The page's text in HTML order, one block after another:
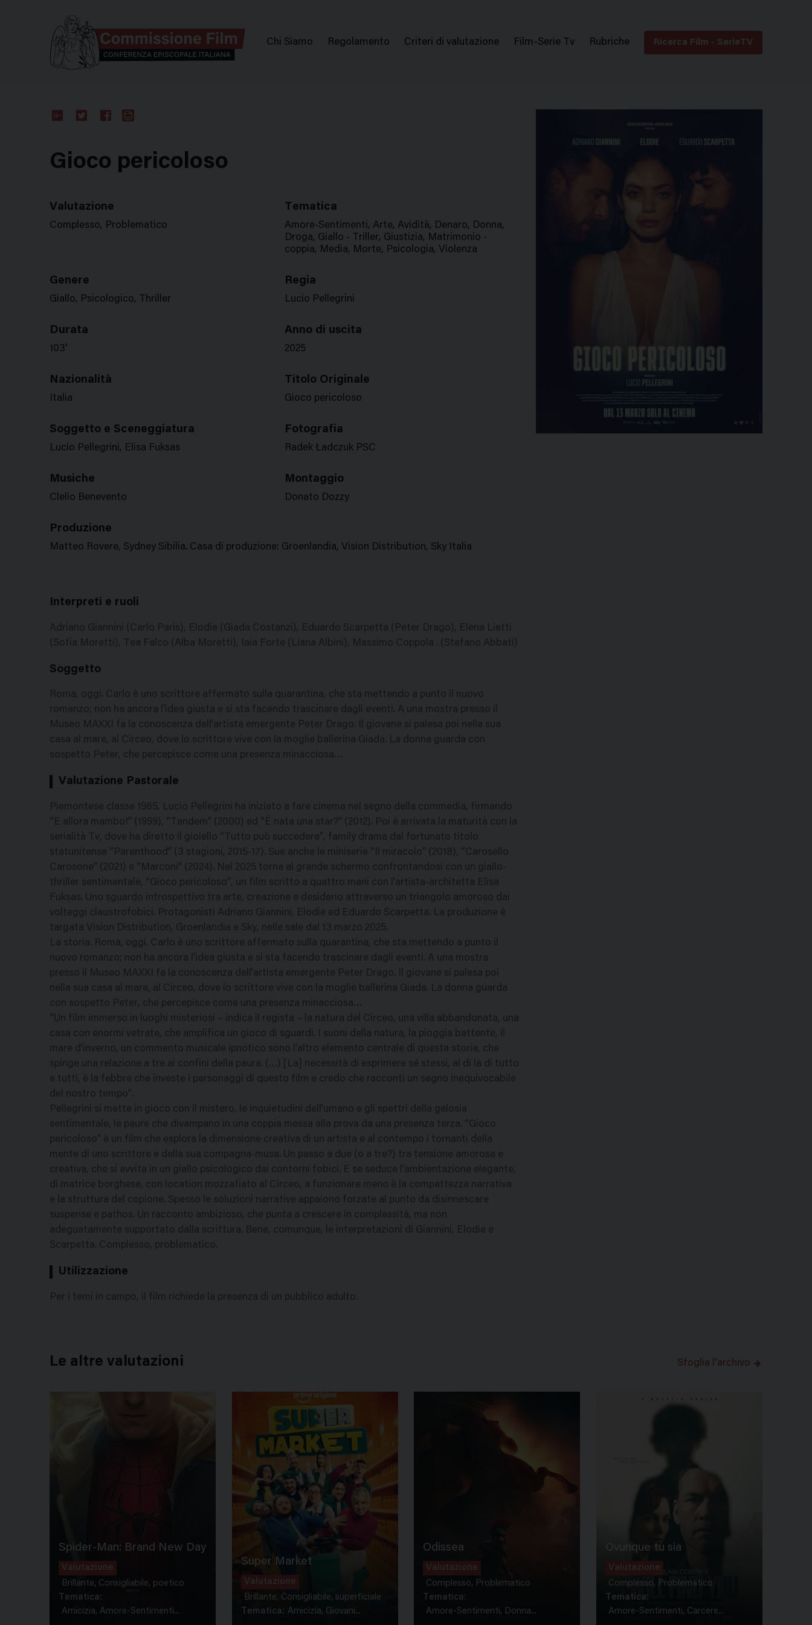
Menu
Chi Siamo Regolamento Criteri di valutazione Film-Serie Tv Rubriche Ricerca Film - SerieTV
Gioco pericoloso
Valutazione
Complesso, Problematico
Tematica
Amore-Sentimenti, Arte, Avidità, Denaro, Donna,
Droga, Giallo - Triller, Giustizia, Matrimonio -
coppia, Media, Morte, Psicologia, Violenza
Genere
Giallo, Psicologico, Thriller
Regia
Lucio Pellegrini
Durata
103'
Anno di uscita
2025
Nazionalità
Italia
Titolo Originale
Gioco pericoloso
Soggetto e Sceneggiatura
Lucio Pellegrini, Elisa Fuksas
Fotografia
Radek Ładczuk PSC
Musiche
Clelio Benevento
Montaggio
Donato Dozzy
Produzione
Matteo Rovere, Sydney Sibilia. Casa di produzione: Groenlandia, Vision Distribution, Sky Italia
Interpreti e ruoli
Adriano Giannini (Carlo Paris), Elodie (Giada Costanzi), Eduardo Scarpetta (Peter Drago), Elena Lietti
(Sofia Moretti), Tea Falco (Alba Moretti), Iaia Forte (Liana Albini), Massimo Coppola . (Stefano Abbati)
Soggetto
Roma, oggi. Carlo è uno scrittore affermato sulla quarantina, che sta mettendo a punto il nuovo
romanzo; non ha ancora l’idea giusta e si sta facendo trascinare dagli eventi. A una mostra presso il
Museo MAXXI fa la conoscenza dell’artista emergente Peter Drago. Il giovane si palesa poi nella sua
casa al mare, al Circeo, dove lo scrittore vive con la moglie ballerina Giada. La donna guarda con
sospetto Peter, che percepisce come una presenza minacciosa…
Valutazione Pastorale
Piemontese classe 1965, Lucio Pellegrini ha iniziato a fare cinema nel segno della commedia, firmando
“E allora mambo!” (1999), “Tandem” (2000) ed “È nata una star?” (2012). Poi è arrivata la maturità con la
serialità Tv, dove ha diretto il gioiello “Tutto può succedere”, family drama dal fortunato titolo
statunitense “Parenthood” (3 stagioni, 2015-17). Sue anche le miniserie “Il miracolo” (2018), “Carosello
Carosone” (2021) e “Marconi” (2024). Nel 2025 torna al grande schermo confrontandosi con un giallo-
thriller sentimentale, “Gioco pericoloso”, un film scritto a quattro mani con l’artista-architetta Elisa
Fuksas. Uno sguardo introspettivo tra arte, creazione e desiderio attraverso un triangolo amoroso dai
volteggi claustrofobici. Protagonisti Adriano Giannini, Elodie ed Eduardo Scarpetta. La produzione è
targata Vision Distribution, Groenlandia e Sky, nelle sale dal 13 marzo 2025.
La storia. Roma, oggi. Carlo è uno scrittore affermato sulla quarantina, che sta mettendo a punto il
nuovo romanzo; non ha ancora l’idea giusta e si sta facendo trascinare dagli eventi. A una mostra
presso il Museo MAXXI fa la conoscenza dell’artista emergente Peter Drago. Il giovane si palesa poi
nella sua casa al mare, al Circeo, dove lo scrittore vive con la moglie ballerina Giada. La donna guarda
con sospetto Peter, che percepisce come una presenza minacciosa…
“Un film immerso in luoghi misteriosi – indica il regista – la natura del Circeo, una villa abbandonata, una
casa con enormi vetrate, che amplifica un gioco di sguardi. I suoni della natura, la pioggia battente, il
mare d’inverno, un commento musicale ipnotico sono l’altro elemento centrale di questa storia, che
spinge una relazione a tre ai confini della paura. (…) [La] necessità di esprimere sé stessi, al di là di tutto
e tutti, è la febbre che investe i personaggi di questo film e credo che racconti un segno inequivocabile
del nostro tempo”.
Pellegrini si mette in gioco con il mistero, le inquietudini dell’umano e gli spettri della gelosia
sentimentale, le paure che divampano in una coppia messa alla prova da una presenza terza. “Gioco
pericoloso” è un film che esplora la dimensione creativa di un artista e al contempo i tornanti della
mente di uno scrittore e della sua compagna-musa. Un passo a due (o a tre?) tra tensione amorosa e
creativa, che si avvita in un giallo psicologico dai contorni fobici. E se seduce l’ambientazione elegante,
di matrice borghese, con location mozzafiato al Circeo, a funzionare meno è la compattezza narrativa
e la struttura del copione. Spesso le soluzioni narrative appaiono forzate al punto da disinnescare
suspense e pathos. Un racconto ambizioso, che punta a crescere in complessità, ma non
adeguatamente supportato dalla scrittura. Bene, comunque, le interpretazioni di Giannini, Elodie e
Scarpetta. Complesso, problematico.
Utilizzazione
Per i temi in campo, il film richiede la presenza di un pubblico adulto.
Le altre valutazioni Sfoglia l'archivo
Spider-Man: Brand New Day
Valutazione
Brillante, Consigliabile, poetico
Tematica:
Amicizia, Amore-Sentimenti...
Super Market
Valutazione
Brillante, Consigliabile, superficiale
Tematica: Amicizia, Giovani...
Odissea
Valutazione
Complesso, Problematico
Tematica:
Amore-Sentimenti, Donna...
Ovunque tu sia
Valutazione
Complesso, Problematico
Tematica:
Amore-Sentimenti, Carcere...